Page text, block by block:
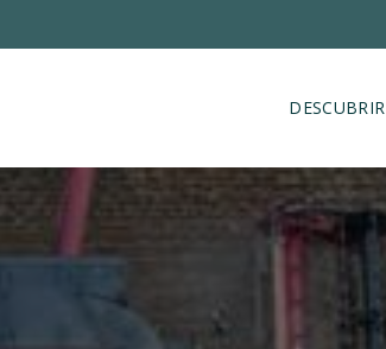
DESCUBRIR